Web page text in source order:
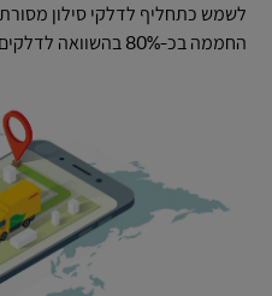
לשמש כתחליף לדלקי סילון
החממה בכ-80% בהשוואה לדלקים פוסיליים.